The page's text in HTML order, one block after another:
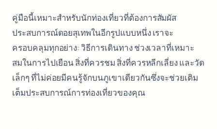
คู่มือนี้เหมาะสำหรับนักท่องเที่ยวที่ต้องการสัมผัส
ประสบการณ์ดอยสุเทพในอีกรูปแบบหนึ่ง เราจะ
ครอบคลุมทุกอย่าง: วิธีการเดินทาง ช่วงเวลาที่เหมาะ
สมในการไปเยือน สิ่งที่ควรชม สิ่งที่ควรหลีกเลี่ยง และวัด
เล็กๆ ที่ไม่ค่อยมีคนรู้จักบนภูเขาเดียวกันซึ่งจะช่วยเติม
เต็มประสบการณ์การท่องเที่ยวของคุณ